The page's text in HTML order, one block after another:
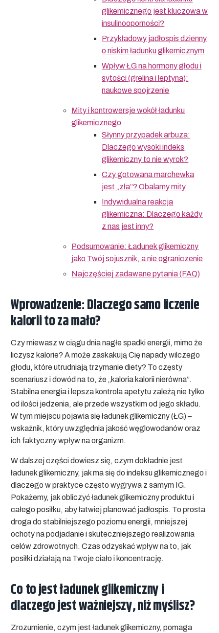
glikemicznego jest kluczowa w
insulinooporności?
Przykładowy jadłospis dzienny
o niskim ładunku glikemicznym
Wpływ ŁG na hormony głodu i
sytości (grelina i leptyna):
naukowe spojrzenie
Mity i kontrowersje wokół ładunku
glikemicznego
Słynny przypadek arbuza:
Dlaczego wysoki indeks
glikemiczny to nie wyrok?
Czy gotowana marchewka
jest „zła”? Obalamy mity
Indywidualna reakcja
glikemiczna: Dlaczego każdy
z nas jest inny?
Podsumowanie: Ładunek glikemiczny
jako Twój sojusznik, a nie ograniczenie
Najczęściej zadawane pytania (FAQ)
Wprowadzenie: Dlaczego samo liczenie
kalorii to za mało?
Czy miewasz w ciągu dnia nagłe spadki energii, mimo że
liczysz kalorie? A może zaskakują Cię napady wilczego
głodu, które utrudniają trzymanie diety? To częsty
scenariusz i dowód na to, że „kaloria kalorii nierówna”.
Stabilna energia i lepsza kontrola apetytu zależą nie tylko
od ilości jedzenia, ale przede wszystkim od jego składu.
W tym miejscu pojawia się ładunek glikemiczny (ŁG) –
wskaźnik, który uwzględnia jakość węglowodanów oraz
ich faktyczny wpływ na organizm.
W dalszej części dowiesz się, czym dokładnie jest
ładunek glikemiczny, jak ma się do indeksu glikemicznego i
dlaczego w praktyce często wygrywa z samym IG.
Pokażemy, jak obliczyć ładunek glikemiczny produktu i
całego posiłku, aby łatwiej planować jadłospis. To prosta
droga do stabilniejszego poziomu energii, mniejszej
ochoty na podjadanie i skuteczniejszego realizowania
celów zdrowotnych. Czas odzyskać wpływ na to, jak
posiłki działają na Twoje ciało i koncentrację.
Co to jest ładunek glikemiczny i
dlaczego jest ważniejszy, niż myślisz?
Zrozumienie, czym jest ładunek glikemiczny, pomaga